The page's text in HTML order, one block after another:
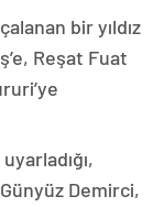
bir yıldız
Reşat Fuat
Demirci,